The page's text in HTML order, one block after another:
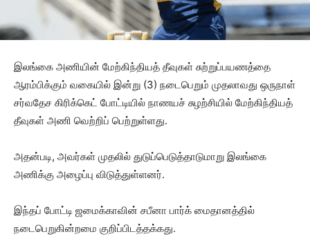
இலங்கை அணியின் மேற்கிந்தியத் தீவுகள் சுற்றுப்பயணத்தை
ஆரம்பிக்கும் வகையில் இன்று (3) நடைபெறும் முதலாவது ஒருநாள்
சர்வதேச கிரிக்கெட் போட்டியில் நாணயச் சுழற்சியில் மேற்கிந்தியத்
தீவுகள் அணி வெற்றிப் பெற்றுள்ளது.
அதன்படி, அவர்கள் முதலில் துடுப்பெடுத்தாடுமாறு இலங்கை
அணிக்கு அழைப்பு விடுத்துள்ளனர்.
இந்தப் போட்டி ஜமைக்காவின் சபீனா பார்க் மைதானத்தில்
நடைபெறுகின்றமை குறிப்பிடத்தக்கது.